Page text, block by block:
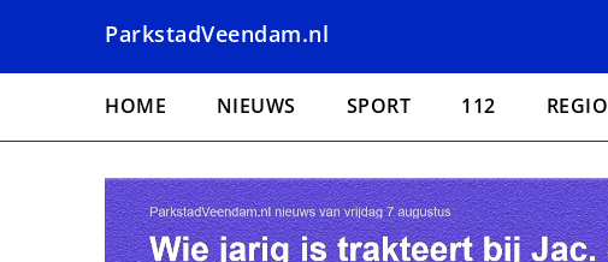
naar
ParkstadVeendam.nl
Hoofdnavigatie
HOME NIEUWS SPORT 112 REGIO